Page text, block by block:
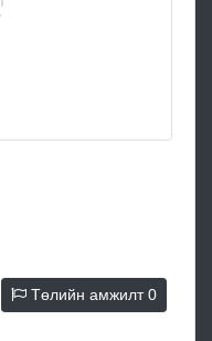
Төлийн амжилт0